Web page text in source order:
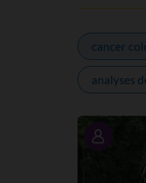
cancer
analyses
Portrait